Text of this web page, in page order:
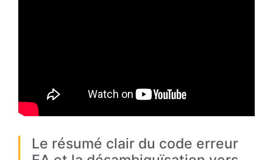
Le résumé clair du code erreur